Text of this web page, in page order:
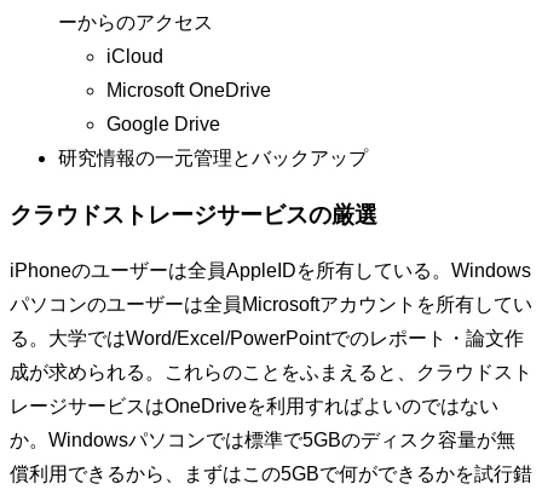
ーからのアクセス
iCloud
Microsoft OneDrive
Google Drive
研究情報の一元管理とバックアップ
クラウドストレージサービスの厳選
iPhoneのユーザーは全員AppleIDを所有している。Windows
パソコンのユーザーは全員Microsoftアカウントを所有してい
る。大学ではWord/Excel/PowerPointでのレポート・論文作
成が求められる。これらのことをふまえると、クラウドスト
レージサービスはOneDriveを利用すればよいのではない
か。Windowsパソコンでは標準で5GBのディスク容量が無
償利用できるから、まずはこの5GBで何ができるかを試行錯